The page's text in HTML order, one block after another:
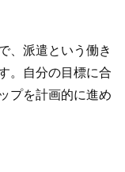
、派遣という働き
。自分の目標に合
プを計画的に進め